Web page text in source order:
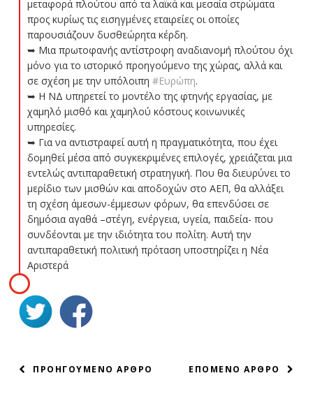
μεταφορά πλούτου από τα λαϊκά και μεσαία στρώματα
προς κυρίως τις εισηγμένες εταιρείες οι οποίες
παρουσιάζουν δυσθεώρητα κέρδη.
➥ Μια πρωτοφανής αντίστροφη αναδιανομή πλούτου όχι
μόνο για το ιστορικό προηγούμενο της χώρας, αλλά και
σε σχέση με την υπόλοιπη #Ευρώπη.
➥ Η ΝΔ υπηρετεί το μοντέλο της φτηνής εργασίας, με
χαμηλό μισθό και χαμηλού κόστους κοινωνικές
υπηρεσίες.
➥ Για να αντιστραφεί αυτή η πραγματικότητα, που έχει
δομηθεί μέσα από συγκεκριμένες επιλογές, χρειάζεται μια
εντελώς αντιπαραθετική στρατηγική. Που θα διευρύνει το
μερίδιο των μισθών και αποδοχών στο ΑΕΠ, θα αλλάξει
τη σχέση άμεσων-έμμεσων φόρων, θα επενδύσει σε
δημόσια αγαθά –στέγη, ενέργεια, υγεία, παιδεία- που
συνδέονται με την ιδιότητα του πολίτη. Αυτή την
αντιπαραθετική πολιτική πρόταση υποστηρίζει η Νέα
Αριστερά
ΠΛΟΗΓΗΣΗ
ΕΠΟΜΕΝΟ ΑΡΘΡΟ
ΠΡΟΗΓΟΥΜΕΝΟ ΑΡΘΡΟ